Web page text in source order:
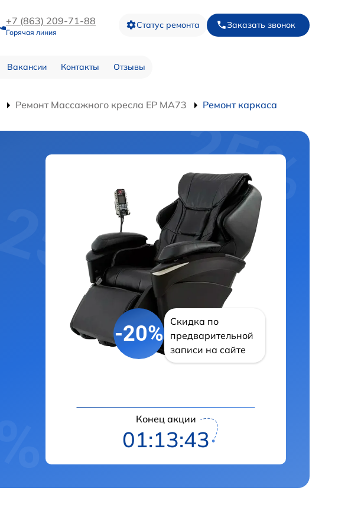
+7 (863) 209-71-88
Горячая линия
Статус ремонта Заказать звонок
Вакансии Контакты Отзывы
Ремонт Массажного кресла EP MA73 Ремонт каркаса
-20%
Скидка по
предварительной
записи на сайте
Конец акции
01:13:42